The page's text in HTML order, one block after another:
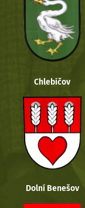
Chlebičov
Dolní Benešov